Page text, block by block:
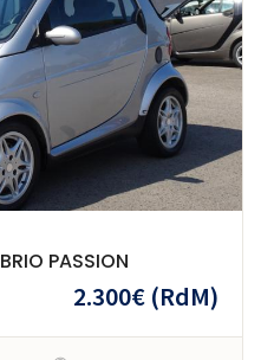
PASSION
2.300€ (RdM)